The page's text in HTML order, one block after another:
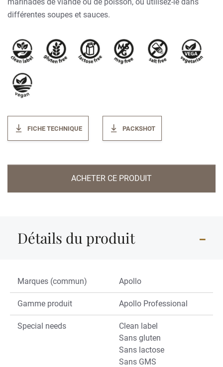
différentes soupes et sauces.
FICHE TECHNIQUE PACKSHOT
ACHETER CE PRODUIT
Détails du produit
Marques (commun) Apollo
Gamme produit Apollo Professional
Special needs
Clean label
Sans gluten
Sans lactose
Sans GMS